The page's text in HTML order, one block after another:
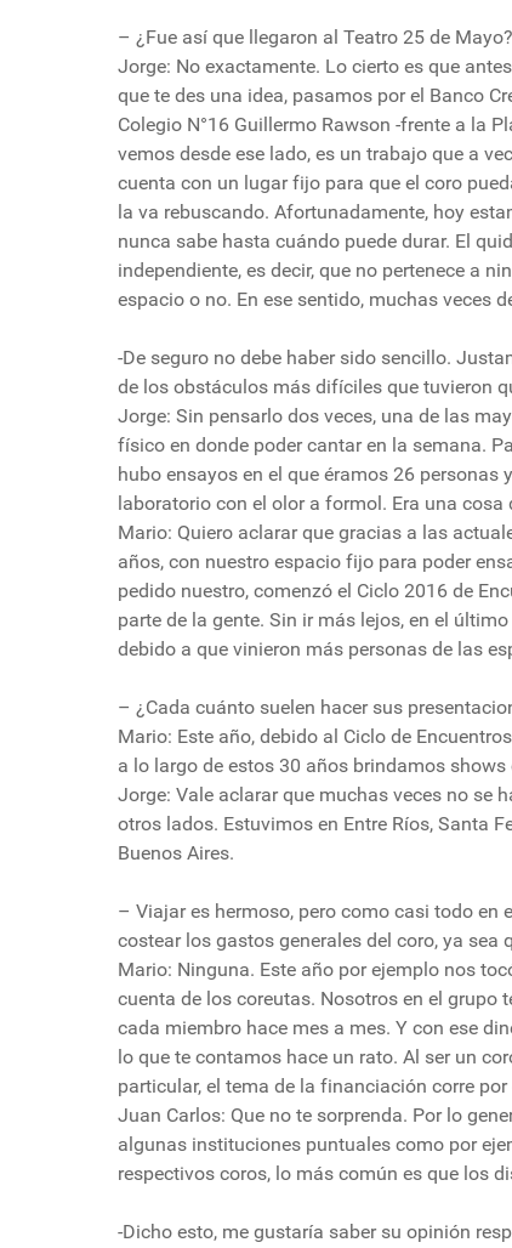
– ¿Fue así que llegaron al Teatro 25 de Mayo?
Jorge: No exactamente. Lo cierto es que
que te des una idea, pasamos por el Banco
Colegio N°16 Guillermo Rawson -frente a la
vemos desde ese lado, es un trabajo que a
cuenta con un lugar fijo para que el coro
la va rebuscando. Afortunadamente, hoy
nunca sabe hasta cuándo puede durar. El
independiente, es decir, que no pertenece a
espacio o no. En ese sentido, muchas veces
-De seguro no debe haber sido sencillo.
de los obstáculos más difíciles que tuvieron
Jorge: Sin pensarlo dos veces, una de las
físico en donde poder cantar en la semana.
hubo ensayos en el que éramos 26
laboratorio con el olor a formol. Era una cosa
Mario: Quiero aclarar que gracias a las
años, con nuestro espacio fijo para poder
pedido nuestro, comenzó el Ciclo 2016 de
parte de la gente. Sin ir más lejos, en el
debido a que vinieron más personas de las
– ¿Cada cuánto suelen hacer sus
Mario: Este año, debido al Ciclo de
a lo largo de estos 30 años brindamos
Jorge: Vale aclarar que muchas veces no se
otros lados. Estuvimos en Entre Ríos, Santa
Buenos Aires.
– Viajar es hermoso, pero como casi todo en
costear los gastos generales del coro, ya
Mario: Ninguna. Este año por ejemplo nos
cuenta de los coreutas. Nosotros en el grupo
cada miembro hace mes a mes. Y con ese
lo que te contamos hace un rato. Al ser un
particular, el tema de la financiación corre
Juan Carlos: Que no te sorprenda. Por lo
algunas instituciones puntuales como por
respectivos coros, lo más común es que los
-Dicho esto, me gustaría saber su opinión